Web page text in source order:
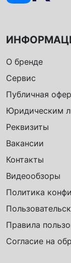
О бренде
Сервис
Публичная
Юридическим
Реквизиты
Вакансии
Контакты
Видеообзоры
Политика
Правила
Согласие на